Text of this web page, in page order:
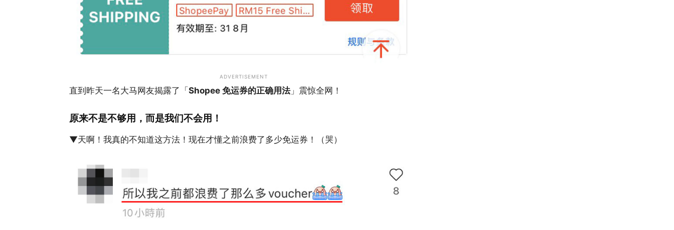
ADVERTISEMENT
直到昨天一名大马网友揭露了「Shopee 免运券的正确用法」震惊全网！
原来不是不够用，而是我们不会用！
▼天啊！我真的不知道这方法！现在才懂之前浪费了多少免运券！（哭）